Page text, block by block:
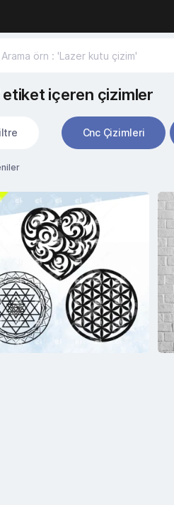
etiket içeren çizimler
Cnc Çizimleri